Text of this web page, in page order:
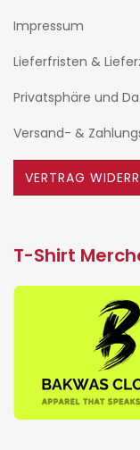
Impressum
Lieferfristen &
Privatsphäre und
Versand- &
VERTRAG
T-Shirt